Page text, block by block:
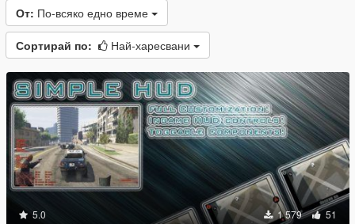
От: По-всяко едно време
Сортирай по: Най-харесвани
5.0 1 579 51